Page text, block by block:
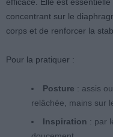
concentrant sur le
corps et de renforcer la
Pour la pratiquer :
Posture : assis
relâchée, mains sur
Inspiration : par